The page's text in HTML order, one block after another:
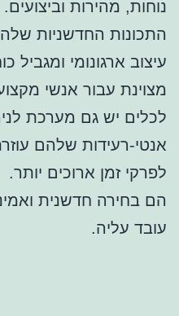
נוחות, מהירות וביצועים.
עיצוב ארגונומי
מצוינת עבור אנשי
לכלים יש גם מערכת
אנטי-רעידות שלהם
לפרקי זמן ארוכים יותר.
הם בחירה חדשנית
עובד עליה.